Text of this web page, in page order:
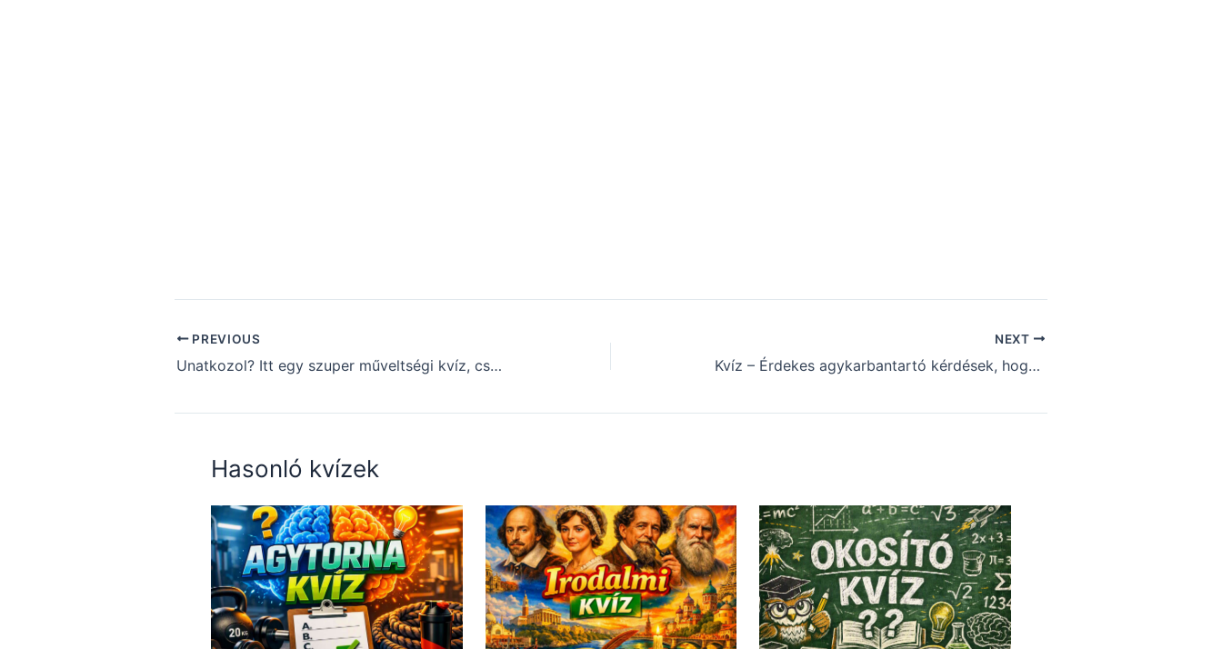
PREVIOUS
Unatkozol? Itt egy szuper műveltségi kvíz, csak rád vár! (137)
NEXT
Kvíz – Érdekes agykarbantartó kérdések, hogy ma se unatkozz! (215)
Hasonló kvízek